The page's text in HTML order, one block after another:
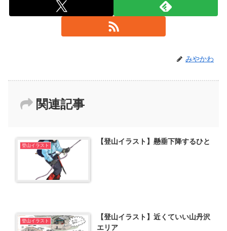
みやかわ
関連記事
登山イラスト 【登山イラスト】懸垂下降するひと
登山イラスト
【登山イラスト】近くていい山丹沢
エリア